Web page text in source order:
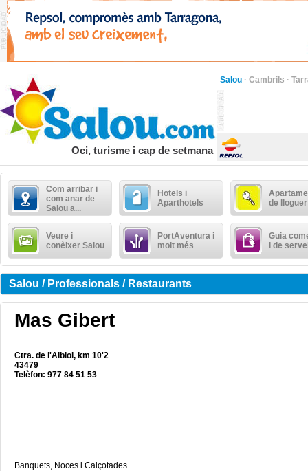
Salou · Cambrils ·
Oci, turisme i cap de setmana
Com arribar i
com anar de
Salou a...
Hotels i
Aparthotels
de lloguer
Veure i
conèixer Salou
PortAventura i
molt més
Guia
i de
Salou / Professionals / Restaurants
Mas Gibert
Ctra. de l'Albiol, km 10'2
43479
Telèfon: 977 84 51 53
Banquets, Noces i Calçotades